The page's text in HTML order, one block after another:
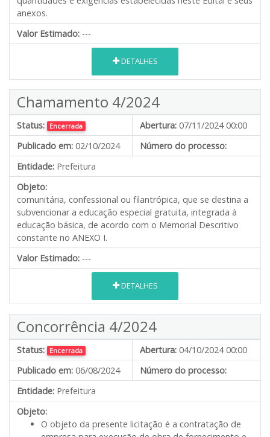
anexos.
Valor Estimado: ---
DETALHES
Chamamento 4/2024
Status: Encerrada Abertura: 07/11/2024 00:00
Publicado em: 02/10/2024
Número do processo:
Entidade: Prefeitura
Objeto:
comunitária, confessional ou filantrópica, que se destina a
subvencionar a educação especial gratuita, integrada à
educação básica, de acordo com o Memorial Descritivo
constante no ANEXO I.
Valor Estimado: ---
DETALHES
Concorrência 4/2024
Status: Encerrada Abertura: 04/10/2024 00:00
Publicado em: 06/08/2024
Número do processo:
Entidade: Prefeitura
Objeto:
O objeto da presente licitação é a contratação de